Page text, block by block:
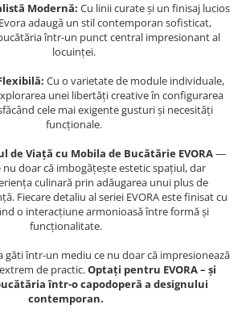
Modernă: Cu linii curate și un finisaj lucios
adaugă un stil contemporan sofisticat,
într-un punct central impresionant al
locuinței.
Cu o varietate de module individuale,
unei libertăți creative în configurarea
cele mai exigente gusturi și necesități
funcționale.
de Viață cu Mobila de Bucătărie EVORA—
nu doar că imbogățește estetic spațiul, dar
culinară prin adăugarea unui plus de
Fiecare detaliu al seriei EVORA este finisat cu
o interacțiune armonioasă între formă și
funcționalitate.
găti într-un mediu ce nu doar că impresionează
de practic.Optați pentru EVORA – și
într-o capodoperă a designului
contemporan.